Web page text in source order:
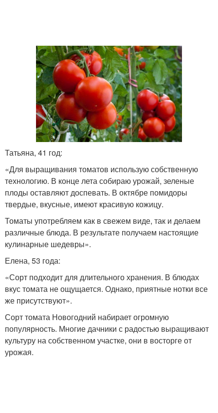
Татьяна, 41 год:
«Для выращивания томатов использую собственную
технологию. В конце лета собираю урожай, зеленые
плоды оставляют доспевать. В октябре помидоры
твердые, вкусные, имеют красивую кожицу.
Томаты употребляем как в свежем виде, так и делаем
различные блюда. В результате получаем настоящие
кулинарные шедевры».
Елена, 53 года:
«Сорт подходит для длительного хранения. В блюдах
вкус томата не ощущается. Однако, приятные нотки все
же присутствуют».
Сорт томата Новогодний набирает огромную
популярность. Многие дачники с радостью выращивают
культуру на собственном участке, они в восторге от
урожая.